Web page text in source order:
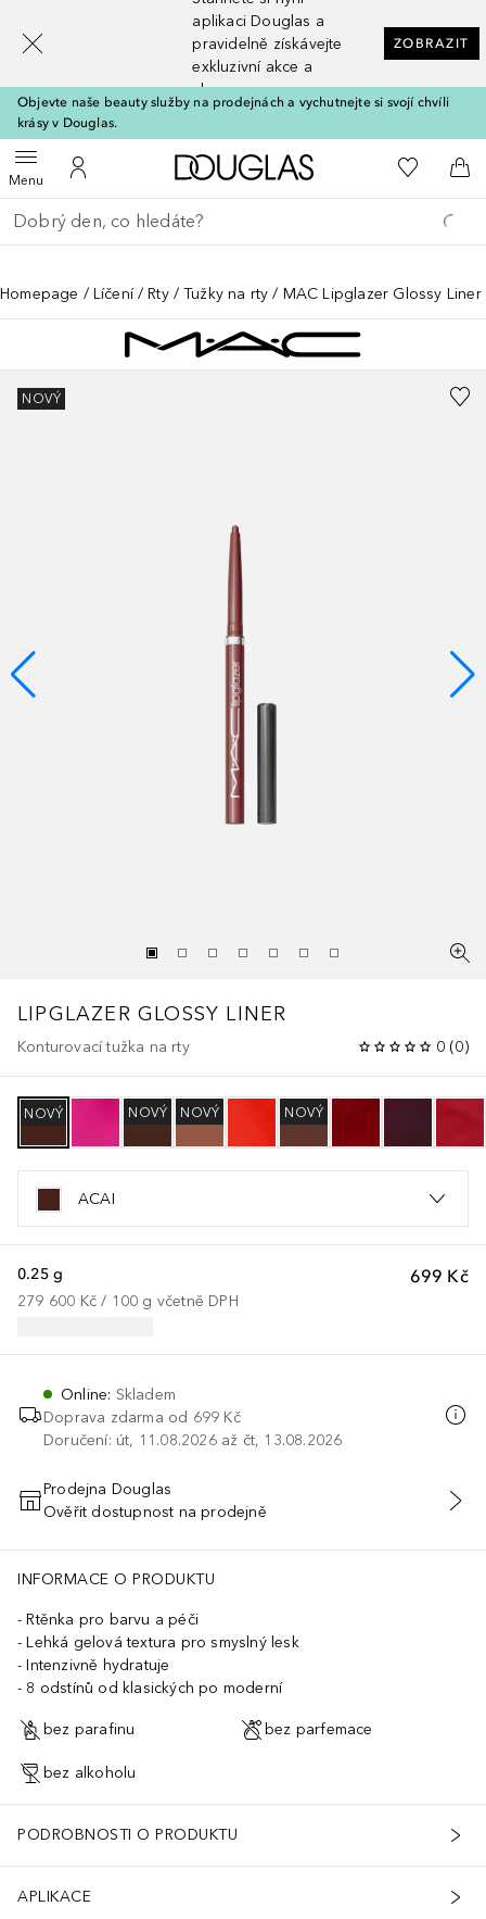
aplikaci Douglas a
pravidelně získávejte
exkluzivní akce a
slevy
ZOBRAZIT
Objevte naše beauty služby na prodejnách a vychutnejte si svojí chvíli
krásy v Douglas.
MenuOtevřít menuK mému účtu
Domů K mému
Do
Vraťte se
Proveďte vyhledávání
Homepage Líčení Rty Tužky na rty MAC Lipglazer Glossy Liner
NOVÝ
LIPGLAZER GLOSSY LINER
Konturovací tužka na rty 0 (0)
NOVÝ NOVÝ NOVÝ NOVÝ
ACAI
699 Kč
0.25 g
279 600 Kč / 100 g včetně DPH
Online: Skladem
Doprava zdarma od 699 Kč
Doručení: út, 11.08.2026 až čt, 13.08.2026
PŘIDAT DO KOŠÍKU
Prodejna Douglas
Ověřit dostupnost na prodejně
INFORMACE O PRODUKTU
Rtěnka pro barvu a péči
Lehká gelová textura pro smyslný lesk
Intenzivně hydratuje
8 odstínů od klasických po moderní
bez parafinu bez parfemace
bez alkoholu
PODROBNOSTI O PRODUKTU
APLIKACE
[navigation.slideout.screenreader]